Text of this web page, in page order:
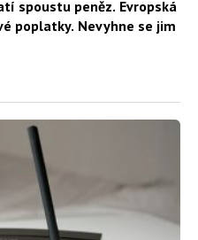
spoustu peněz. Evropská
poplatky. Nevyhne se jim